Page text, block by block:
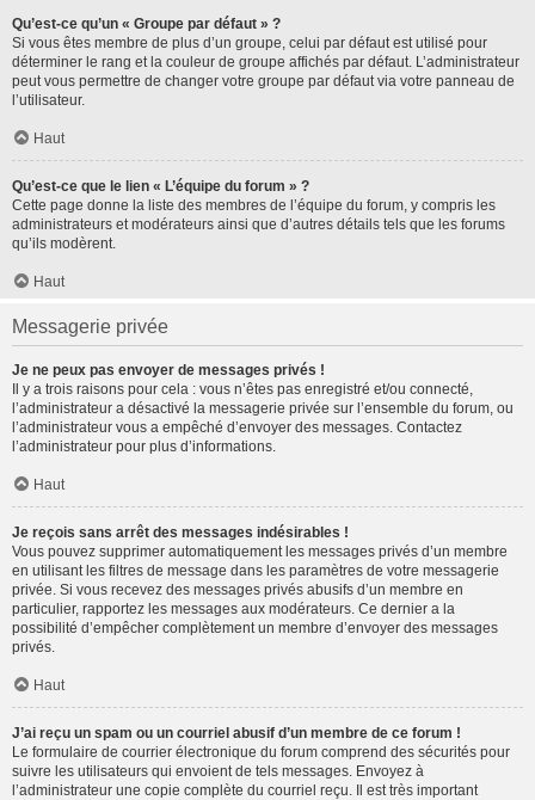
Qu’est-ce qu’un « Groupe par défaut » ?
Si vous êtes membre de plus d’un groupe, celui par défaut est utilisé pour
déterminer le rang et la couleur de groupe affichés par défaut. L’administrateur
peut vous permettre de changer votre groupe par défaut via votre panneau de
l’utilisateur.
Haut
Qu’est-ce que le lien « L’équipe du forum » ?
Cette page donne la liste des membres de l’équipe du forum, y compris les
administrateurs et modérateurs ainsi que d’autres détails tels que les forums
qu’ils modèrent.
Haut
Messagerie privée
Je ne peux pas envoyer de messages privés !
Il y a trois raisons pour cela : vous n’êtes pas enregistré et/ou connecté,
l’administrateur a désactivé la messagerie privée sur l’ensemble du forum, ou
l’administrateur vous a empêché d’envoyer des messages. Contactez
l’administrateur pour plus d’informations.
Haut
Je reçois sans arrêt des messages indésirables !
Vous pouvez supprimer automatiquement les messages privés d’un membre
en utilisant les filtres de message dans les paramètres de votre messagerie
privée. Si vous recevez des messages privés abusifs d’un membre en
particulier, rapportez les messages aux modérateurs. Ce dernier a la
possibilité d’empêcher complètement un membre d’envoyer des messages
privés.
Haut
J’ai reçu un spam ou un courriel abusif d’un membre de ce forum !
Le formulaire de courrier électronique du forum comprend des sécurités pour
suivre les utilisateurs qui envoient de tels messages. Envoyez à
l’administrateur une copie complète du courriel reçu. Il est très important